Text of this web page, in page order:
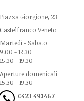
Piazza Giorgione, 23
Castelfranco Veneto
Martedì - Sabato
9.00 - 12.30
15.30 - 19.30
Aperture domenicali
15.30 - 19.30
0423 493467